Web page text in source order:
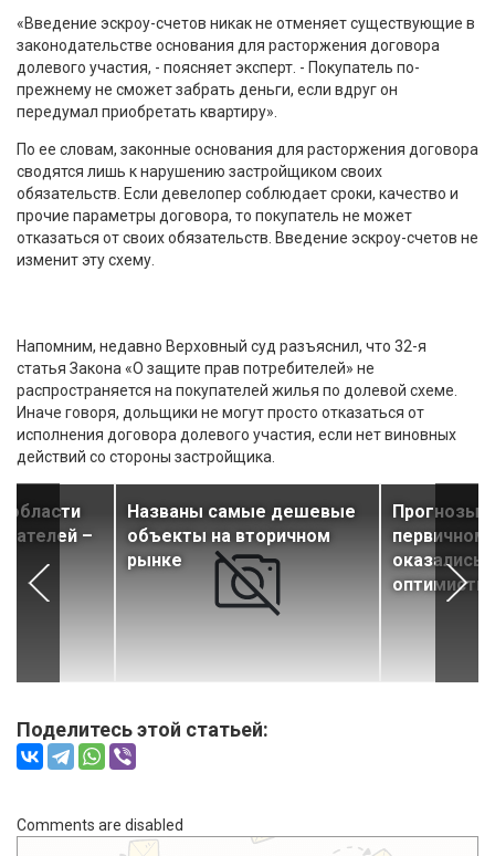
«Введение эскроу-счетов никак не отменяет существующие в
законодательстве основания для расторжения договора
долевого участия, - поясняет эксперт. - Покупатель по-
прежнему не сможет забрать деньги, если вдруг он
передумал приобретать квартиру».
По ее словам, законные основания для расторжения договора
сводятся лишь к нарушению застройщиком своих
обязательств. Если девелопер соблюдает сроки, качество и
прочие параметры договора, то покупатель не может
отказаться от своих обязательств. Введение эскроу-счетов не
изменит эту схему.
Напомним, недавно Верховный суд разъяснил, что 32-я
статья Закона «О защите прав потребителей» не
распространяется на покупателей жилья по долевой схеме.
Иначе говоря, дольщики не могут просто отказаться от
исполнения договора долевого участия, если нет виновных
действий со стороны застройщика.
–
Названы самые дешевые
объекты на вторичном
рынке
Прогнозы
оказались
Поделитесь этой статьей:
Comments are disabled